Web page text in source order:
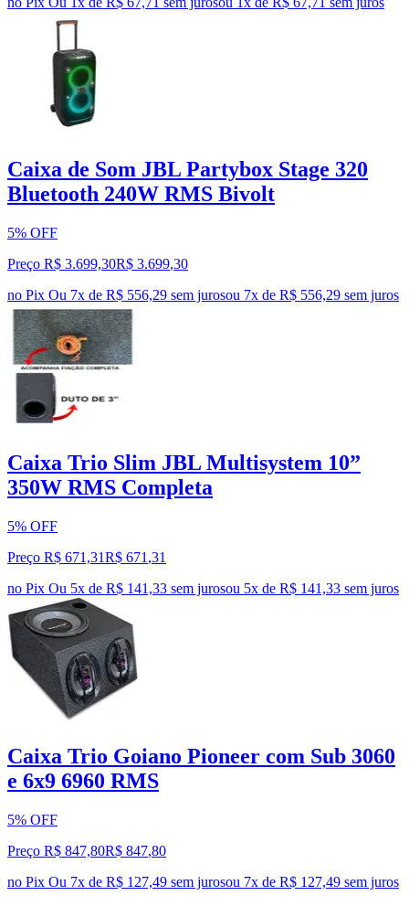
Caixa de Som JBL Partybox Stage 320
Bluetooth 240W RMS Bivolt
5% OFF
Preço R$ 3.699,30R$ 3.699,30
no Pix Ou 7x de R$ 556,29 sem jurosou 7x de R$ 556,29 sem juros
Caixa Trio Slim JBL Multisystem 10”
350W RMS Completa
5% OFF
Preço R$ 671,31R$ 671 ,31
no Pix Ou 5x de R$ 141,33 sem jurosou 5x de R$ 141,33 sem juros
Caixa Trio Goiano Pioneer com Sub 3060
e 6x9 6960 RMS
5% OFF
Preço R$ 847,80R$ 847,80
no Pix Ou 7x de R$ 127,49 sem jurosou 7x de R$ 127,49 sem juros